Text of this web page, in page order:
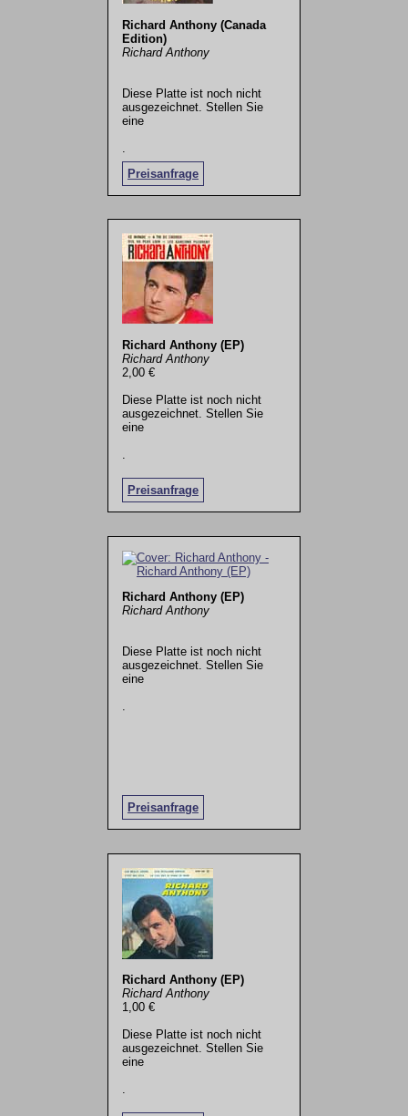
Richard Anthony (Canada
Edition)
Richard Anthony
Diese Platte ist noch nicht
ausgezeichnet. Stellen Sie
eine
Preisanfrage
Richard Anthony (EP)
Richard Anthony
2,00 €
Diese Platte ist noch nicht
ausgezeichnet. Stellen Sie
eine
Preisanfrage
.
Richard Anthony (EP)
Richard Anthony
Diese Platte ist noch nicht
ausgezeichnet. Stellen Sie
eine
Preisanfrage
Richard Anthony (EP)
Richard Anthony
1,00 €
Diese Platte ist noch nicht
ausgezeichnet. Stellen Sie
eine
.